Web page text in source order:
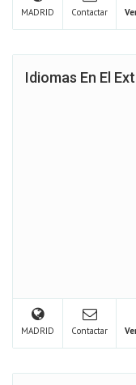
MADRID Contactar
Idiomas En El
MADRID Contactar